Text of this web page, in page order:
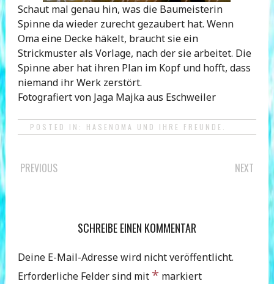
Schaut mal genau hin, was die Baumeisterin
Spinne da wieder zurecht gezaubert hat. Wenn
Oma eine Decke häkelt, braucht sie ein
Strickmuster als Vorlage, nach der sie arbeitet. Die
Spinne aber hat ihren Plan im Kopf und hofft, dass
niemand ihr Werk zerstört.
Fotografiert von Jaga Majka aus Eschweiler
POSTED IN: HASENOMA UND IHRE FREUNDE
POST
PREVIOUS NEXT
SCHREIBE EINEN KOMMENTAR
Deine E-Mail-Adresse wird nicht veröffentlicht.
Erforderliche Felder sind mit * markiert